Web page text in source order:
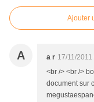
Ajouter
A a r 17/11/2011
<br /> <br />
document sur